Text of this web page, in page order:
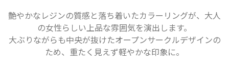
艶やかなレジンの質感と落ち着いたカラーリングが、大人
の女性らしい上品な雰囲気を演出します。
大ぶりながらも中央が抜けたオープンサークルデザインの
ため、重たく見えず軽やかな印象に。